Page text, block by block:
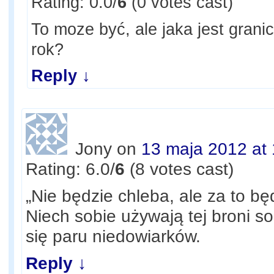
To moze być, ale jaka jest
rok?
Reply ↓
Jony on 13 maja 2012 at
Rating: 6.0/6 (8 votes cast)
„Nie będzie chleba, ale za to
Niech sobie używają tej broni
się paru niedowiarków.
Reply ↓